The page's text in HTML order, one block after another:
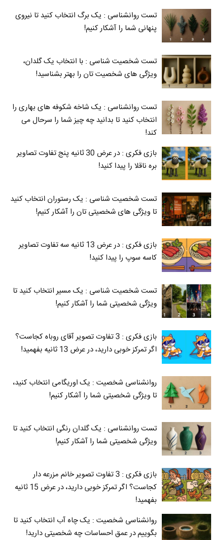
تست روانشناسی : یک برگ انتخاب کنید تا نیروی
پنهانی شما را آشکار کنیم!
تست شخصیت شناسی : با انتخاب یک گلدان،
ویژگی های شخصیت تان را بهتر بشناسید!
تست روانشناسی : یک شاخه شکوفه های بهاری را
انتخاب کنید تا بدانید چه چیز شما را سرحال می‌
کند!
بازی فکری : در عرض 30 ثانیه پنج تفاوت تصاویر
بره ناقلا را پیدا کنید!
تست شخصیت شناسی : یک رستوران انتخاب کنید
تا ویژگی های شخصیتی تان را آشکار کنیم!
بازی فکری : در عرض 13 ثانیه سه تفاوت تصاویر
کاسه‌ سوپ را پیدا کنید!
تست شخصیت شناسی : یک مسیر انتخاب کنید تا
ویژگی شخصیتی شما را آشکار کنیم!
بازی فکری : 3 تفاوت تصویر آقای روباه کجاست؟
اگر تمرکز خوبی دارید، در عرض 13 ثانیه بفهمید!
روانشناسی شخصیت : یک اوریگامی انتخاب کنید،
تا ویژگی شخصیتی شما را آشکار کنیم!
تست روانشناسی : یک گلدان رنگی انتخاب کنید تا
ویژگی شخصیتی شما را آشکار کنیم!
بازی فکری : 3 تفاوت تصویر خانم مزرعه دار
کجاست؟ اگر تمرکز خوبی دارید، در عرض 15 ثانیه
بفهمید!
روانشناسی شخصیت : یک چاه آب انتخاب کنید تا
بگوییم در عمق احساسات چه شخصیتی دارید!